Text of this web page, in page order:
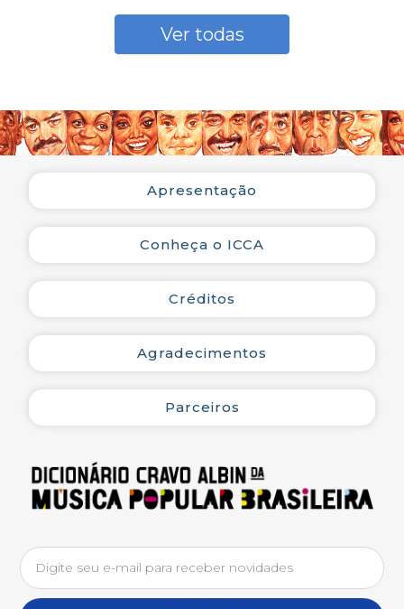
Felicitações
Maxixe da Guarda Velha
Maxixe feniano
São Cristóvão
Ver todas
Apresentação
Conheça o ICCA
Créditos
Agradecimentos
Parceiros